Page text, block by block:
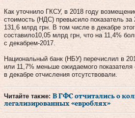
Как уточнило ГКСУ, в 2018 году
стоимость (НДС) превысило показатель за
131,6 млрд грн. В том числе в декабре
составило10,05 млрд грн, что на 11,4%
с декабрем-2017.
Национальный банк (НБУ) перечислил в
или 11,7% меньше ожидаемого
в декабре отчисления отсутствовали.
Читайте также: В ГФС отчитались о
легализированных «евроблях»